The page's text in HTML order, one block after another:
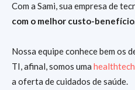
Com a Sami, sua empresa de
com o melhor custo-benefício
Nossa equipe conhece bem os
TI, afinal, somos uma healthtech
a oferta de cuidados de saúde.